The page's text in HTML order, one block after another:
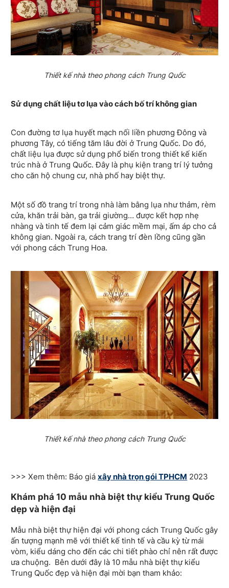
Thiết kế nhà theo phong cách Trung Quốc
Sử dụng chất liệu tơ lụa vào cách bố trí không gian
Con đường tơ lụa huyết mạch nối liền phương Đông và
phương Tây, có tiếng tăm lâu đời ở Trung Quốc. Do đó,
chất liệu lụa được sử dụng phổ biến trong thiết kế kiến
trúc nhà ở Trung Quốc. Đây là phụ kiện trang trí lý tưởng
cho căn hộ chung cư, nhà phố hay biệt thự.
Một số đồ trang trí trong nhà làm bằng lụa như thảm, rèm
cửa, khăn trải bàn, ga trải giường… được kết hợp nhẹ
nhàng và tinh tế đem lại cảm giác mềm mại, ấm áp cho cả
không gian. Ngoài ra, cách trang trí đèn lồng cũng gần
với phong cách Trung Hoa.
Thiết kế nhà theo phong cách Trung Quốc
>>> Xem thêm: Báo giáxây nhà trọn gói TPHCM 2023
Khám phá 10 mẫu nhà biệt thự kiểu Trung Quốc
dẹp và hiện đại
Mẫu nhà biệt thự hiện đại với phong cách Trung Quốc gây
ấn tượng mạnh mẽ với thiết kế tinh tế và cầu kỳ từ mái
vòm, kiểu dáng cho đến các chi tiết phào chỉ nên rất được
ưa chuộng. Bên dưới đây là 10 mẫu nhà biệt thự kiểu
Trung Quốc đẹp và hiện đại mời bạn tham khảo: